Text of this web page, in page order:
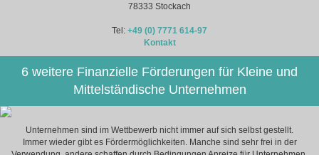
78333 Stockach
Tel: +49 (0) 7771 614-97
Kontakt
6 weitere Finanzielle Förderungen für Kleine und
Mittelständische Unternehmen
Unternehmen sind im Wettbewerb nicht immer auf sich selbst gestellt.
Immer wieder gibt es Fördermöglichkeiten. Manche sind sehr frei in der